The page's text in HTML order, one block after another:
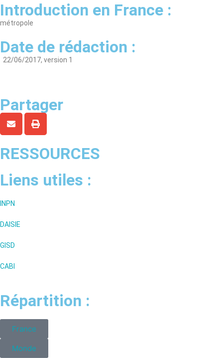
Introduction en France :
métropole
Date de rédaction :
22/06/2017, version 1
Partager
RESSOURCES
Liens utiles :
INPN
DAISIE
GISD
CABI
Répartition :
France
Monde